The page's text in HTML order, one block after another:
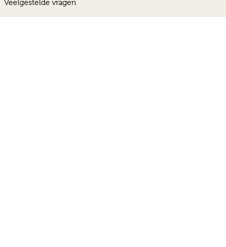
Veelgestelde vragen